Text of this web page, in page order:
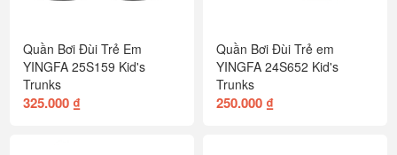
Quần Bơi Đùi Trẻ Em
YINGFA 25S159 Kid's
Trunks
325.000 ₫
Quần Bơi Đùi Trẻ em
YINGFA 24S652 Kid's
Trunks
250.000 ₫